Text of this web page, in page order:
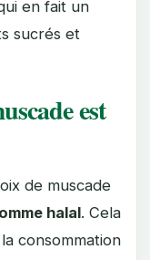
en fait un
sucrés et
est
de muscade
halal. Cela
consommation